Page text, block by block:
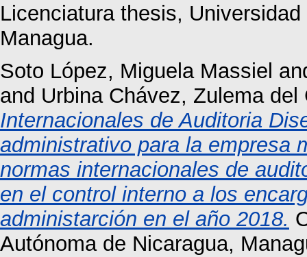
Licenciatura thesis,
Managua.
Soto López, Miguela Massiel
and Urbina Chávez, Zulema del
Internacionales de Auditoria
administrativo para la empresa
normas internacionales de
en el control interno a los
administarción en el año 2018.
Autónoma de Nicaragua,